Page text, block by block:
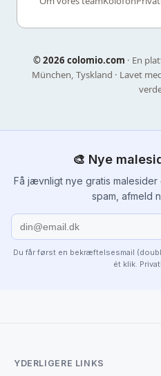
©2026 colomio.com · En
München, Tyskland · Lavet
🎨 Nye
Få jævnligt nye gratis
spam, afmeld
Du får først en bekræftelsesmail
ét klik.
YDERLIGERE LINKS